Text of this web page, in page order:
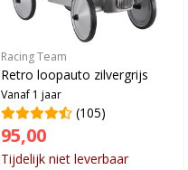
Racing Team
Retro loopauto zilvergrijs
Vanaf 1 jaar
(105)
95,00
Tijdelijk niet leverbaar